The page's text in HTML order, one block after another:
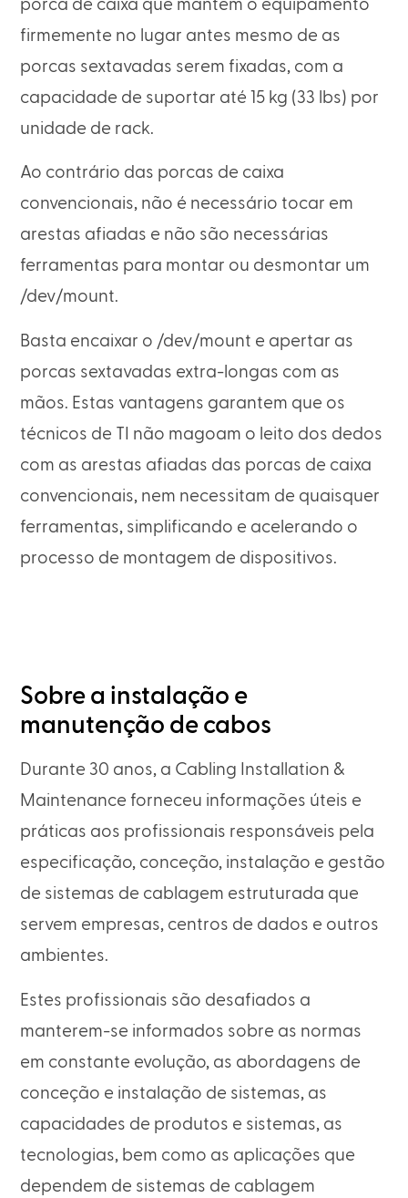
porca de caixa que mantém o equipamento
firmemente no lugar antes mesmo de as
porcas sextavadas serem fixadas, com a
capacidade de suportar até 15 kg (33 lbs) por
unidade de rack.
Ao contrário das porcas de caixa
convencionais, não é necessário tocar em
arestas afiadas e não são necessárias
ferramentas para montar ou desmontar um
/dev/mount.
Basta encaixar o /dev/mount e apertar as
porcas sextavadas extra-longas com as
mãos. Estas vantagens garantem que os
técnicos de TI não magoam o leito dos dedos
com as arestas afiadas das porcas de caixa
convencionais, nem necessitam de quaisquer
ferramentas, simplificando e acelerando o
processo de montagem de dispositivos.
Sobre a instalação e
manutenção de cabos
Durante 30 anos, a Cabling Installation &
Maintenance forneceu informações úteis e
práticas aos profissionais responsáveis pela
especificação, conceção, instalação e gestão
de sistemas de cablagem estruturada que
servem empresas, centros de dados e outros
ambientes.
Estes profissionais são desafiados a
manterem-se informados sobre as normas
em constante evolução, as abordagens de
conceção e instalação de sistemas, as
capacidades de produtos e sistemas, as
tecnologias, bem como as aplicações que
dependem de sistemas de cablagem